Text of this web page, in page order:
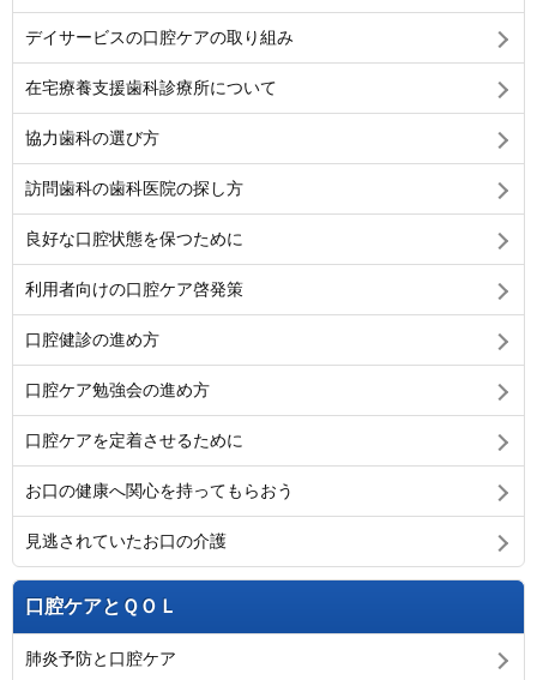
デイサービスの口腔ケアの取り組み
在宅療養支援歯科診療所について
協力歯科の選び方
訪問歯科の歯科医院の探し方
良好な口腔状態を保つために
利用者向けの口腔ケア啓発策
口腔健診の進め方
口腔ケア勉強会の進め方
口腔ケアを定着させるために
お口の健康へ関心を持ってもらおう
見逃されていたお口の介護
口腔ケアとＱＯＬ
肺炎予防と口腔ケア